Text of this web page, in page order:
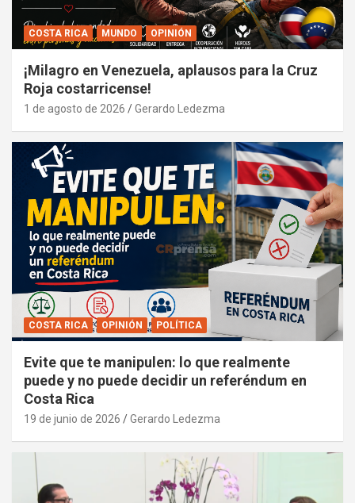
COSTA RICA MUNDO OPINIÓN
¡Milagro en Venezuela, aplausos para la Cruz
Roja costarricense!
1 de agosto de 2026 Gerardo Ledezma
COSTA RICA OPINIÓN POLÍTICA
Evite que te manipulen: lo que realmente
puede y no puede decidir un referéndum en
Costa Rica
19 de junio de 2026 Gerardo Ledezma